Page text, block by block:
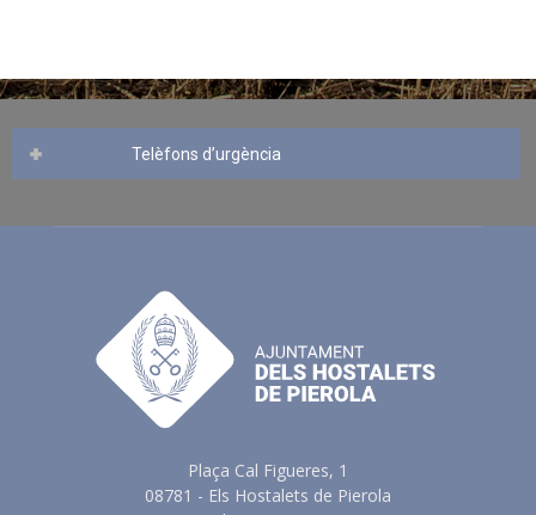
Telèfons d’urgència
Plaça Cal Figueres, 1
08781 - Els Hostalets de Pierola